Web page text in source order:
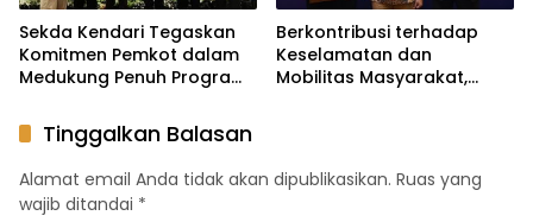
Sekda Kendari Tegaskan
Komitmen Pemkot dalam
Medukung Penuh Program
Berkontribusi terhadap
Keselamatan dan
Mobilitas Masyarakat,
Awards 2026
Tinggalkan Balasan
Alamat email Anda tidak akan dipublikasikan. Ruas yang
wajib ditandai *